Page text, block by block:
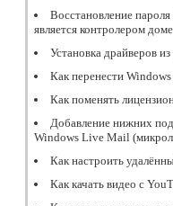
Восстановление
является контролером
Установка драйверов
Как перенести
Как поменять
Добавление нижних
Windows Live Mail
Как настроить
Как качать видео с